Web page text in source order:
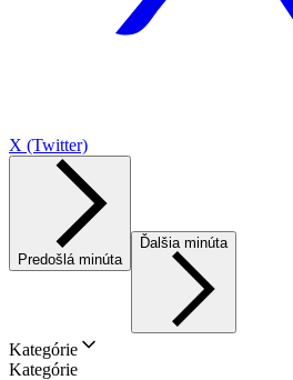
X (Twitter)
Predošlá minúta
Ďalšia minúta
Kategórie
Kategórie